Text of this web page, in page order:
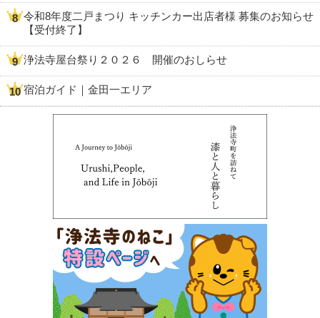
令和8年度二戸まつり キッチンカー出店者様 募集のお知らせ
【受付終了】
浄法寺屋台祭り２０２６ 開催のおしらせ
宿泊ガイド｜金田一エリア